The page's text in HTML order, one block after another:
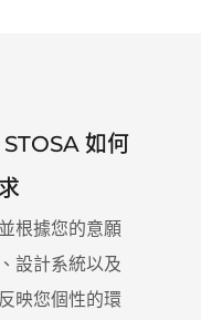
如何
根據您的意願
設計系統以及
映您個性的環